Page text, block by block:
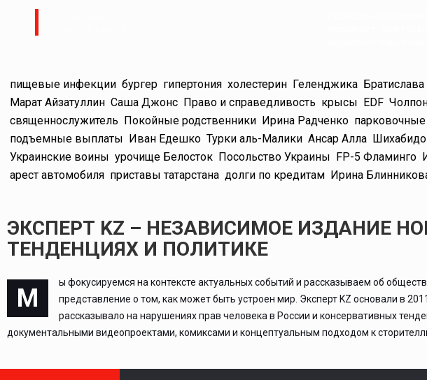
пищевые инфекции бургер гипертония холестерин Геленджика Братислава
Марат Айзатуллин Саша Джонс Право и справедливость крысы EDF
священнослужитель Покойные родственники Ирина Радченко
подъемные выплаты Иван Едешко Турки аль-Малики Ансар Алла
Украинские воины урочище Белосток Посольство Украины FP-5 Фламинго
арест автомобиля приставы татарстана долги по кредитам Ирина
ЭКСПЕРТ KZ – НЕЗАВИСИМОЕ ИЗДАНИЕ
ТЕНДЕНЦИЯХ И ПОЛИТИКЕ
М
ы фокусируемся на контексте актуальных событий и рассказываем об
представление о том, как может быть устроен мир. Эксперт KZ основали в
рассказывало на нарушениях прав человека в России и консервативных
документальными видеопроектами, комиксами и концептуальным подходом к